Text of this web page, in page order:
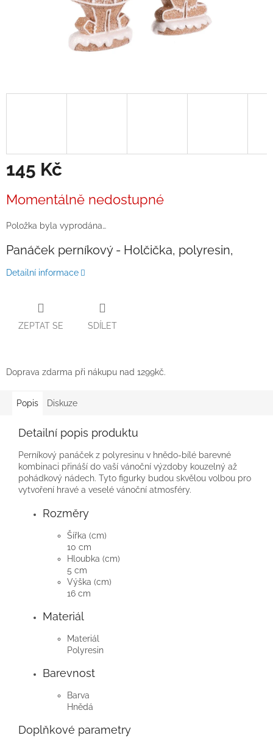
145 Kč
cena:
Momentálně nedostupné
Položka byla vyprodána…
Panáček perníkový - Holčička, polyresin,
Detailní informace
ZEPTAT SE SDÍLET
Doprava zdarma při nákupu nad 1299kč.
Popis Diskuze
Detailní popis produktu
Perníkový panáček z polyresinu v hnědo-bílé barevné
kombinaci přináší do vaší vánoční výzdoby kouzelný až
pohádkový nádech. Tyto figurky budou skvělou volbou pro
vytvoření hravé a veselé vánoční atmosféry.
Rozměry
Šířka (cm)
10 cm
Hloubka (cm)
5 cm
Výška (cm)
16 cm
Materiál
Materiál
Polyresin
Barevnost
Barva
Hnědá
Doplňkové parametry